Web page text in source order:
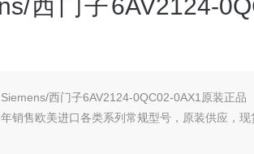
西门子6AV2124-
Siemens/西门子6AV2124-0QC02-0AX1原装正品
年销售欧美进口各类系列常规型号，原装供应，现